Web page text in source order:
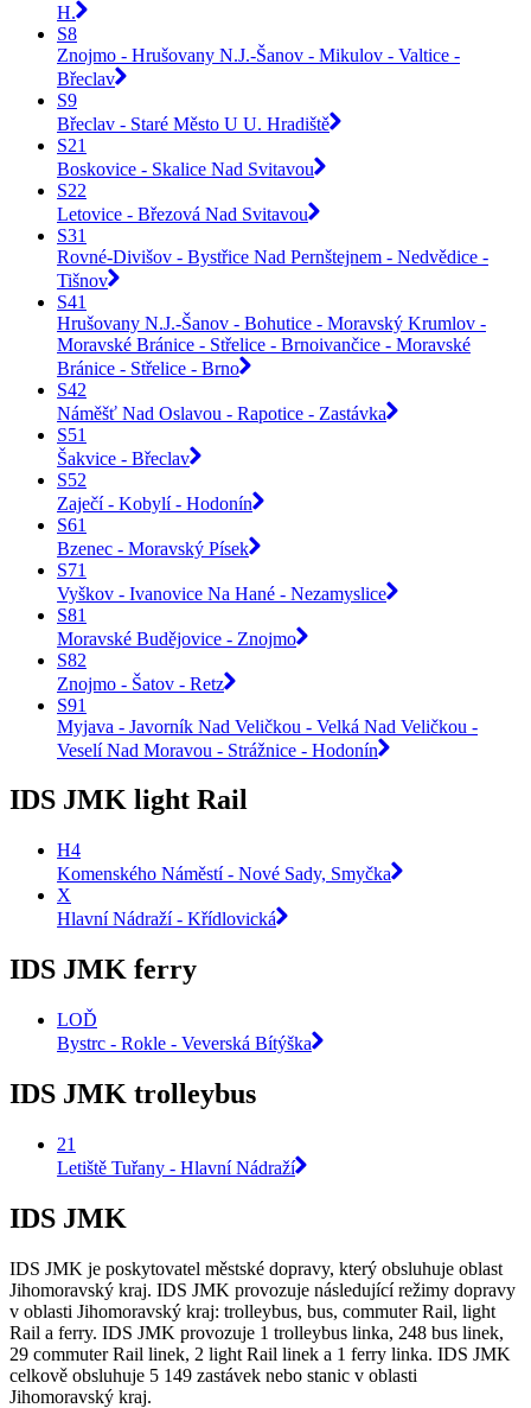
H.
S8
Znojmo - Hrušovany N.J.-Šanov - Mikulov - Valtice -
Břeclav
S9
Břeclav - Staré Město U U. Hradiště
S21
Boskovice - Skalice Nad Svitavou
S22
Letovice - Březová Nad Svitavou
S31
Rovné-Divišov - Bystřice Nad Pernštejnem - Nedvědice -
Tišnov
S41
Hrušovany N.J.-Šanov - Bohutice - Moravský Krumlov -
Moravské Bránice - Střelice - Brnoivančice - Moravské
Bránice - Střelice - Brno
S42
Náměšť Nad Oslavou - Rapotice - Zastávka
S51
Šakvice - Břeclav
S52
Zaječí - Kobylí - Hodonín
S61
Bzenec - Moravský Písek
S71
Vyškov - Ivanovice Na Hané - Nezamyslice
S81
Moravské Budějovice - Znojmo
S82
Znojmo - Šatov - Retz
S91
Myjava - Javorník Nad Veličkou - Velká Nad Veličkou -
Veselí Nad Moravou - Strážnice - Hodonín
IDS JMK light Rail
H4
Komenského Náměstí - Nové Sady, Smyčka
X
Hlavní Nádraží - Křídlovická
IDS JMK ferry
LOĎ
Bystrc - Rokle - Veverská Bítýška
IDS JMK trolleybus
21
Letiště Tuřany - Hlavní Nádraží
IDS JMK
IDS JMK je poskytovatel městské dopravy, který obsluhuje oblast
Jihomoravský kraj. IDS JMK provozuje následující režimy dopravy
v oblasti Jihomoravský kraj: trolleybus, bus, commuter Rail, light
Rail a ferry. IDS JMK provozuje 1 trolleybus linka, 248 bus linek,
29 commuter Rail linek, 2 light Rail linek a 1 ferry linka. IDS JMK
celkově obsluhuje 5 149 zastávek nebo stanic v oblasti
Jihomoravský kraj.